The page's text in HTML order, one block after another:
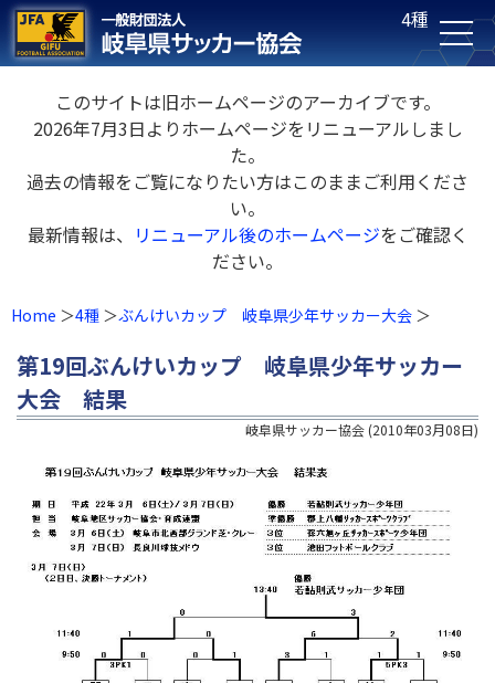
4種
このサイトは旧ホームページのアーカイブです。
2026年7月3日よりホームページをリニューアルしまし
た。
過去の情報をご覧になりたい方はこのままご利用くださ
い。
最新情報は、 リニューアル後のホームページをご確認く
ださい。
Home 4種 ぶんけいカップ 岐阜県少年サッカー大会
第19回ぶんけいカップ 岐阜県少年サッカー
大会 結果
岐阜県サッカー協会 (2010年03月08日)